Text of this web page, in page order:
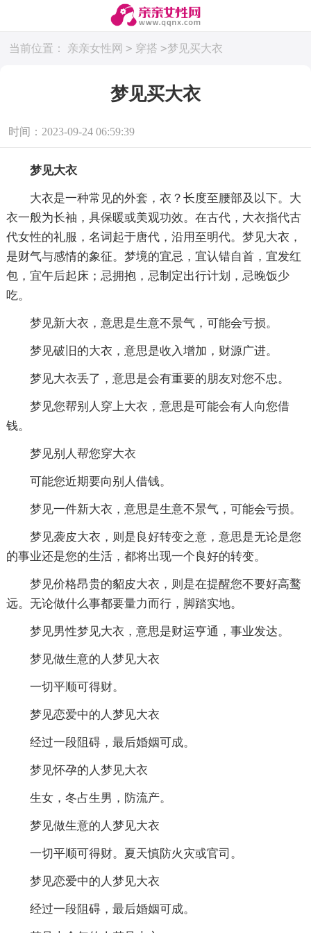
当前位置： 亲亲女性网 > 穿搭 >梦见买大衣
梦见买大衣
时间：2023-09-24 06:59:39
梦见大衣
大衣是一种常见的外套，衣？长度至腰部及以下。大
衣一般为长袖，具保暖或美观功效。在古代，大衣指代古
代女性的礼服，名词起于唐代，沿用至明代。梦见大衣，
是财气与感情的象征。梦境的宜忌，宜认错自首，宜发红
包，宜午后起床；忌拥抱，忌制定出行计划，忌晚饭少
吃。
梦见新大衣，意思是生意不景气，可能会亏损。
梦见破旧的大衣，意思是收入增加，财源广进。
梦见大衣丢了，意思是会有重要的朋友对您不忠。
梦见您帮别人穿上大衣，意思是可能会有人向您借
钱。
梦见别人帮您穿大衣
可能您近期要向别人借钱。
梦见一件新大衣，意思是生意不景气，可能会亏损。
梦见袭皮大衣，则是良好转变之意，意思是无论是您
的事业还是您的生活，都将出现一个良好的转变。
梦见价格昂贵的貂皮大衣，则是在提醒您不要好高鹜
远。无论做什么事都要量力而行，脚踏实地。
梦见男性梦见大衣，意思是财运亨通，事业发达。
梦见做生意的人梦见大衣
一切平顺可得财。
梦见恋爱中的人梦见大衣
经过一段阻碍，最后婚姻可成。
梦见怀孕的人梦见大衣
生女，冬占生男，防流产。
梦见做生意的人梦见大衣
一切平顺可得财。夏天慎防火灾或官司。
梦见恋爱中的人梦见大衣
经过一段阻碍，最后婚姻可成。